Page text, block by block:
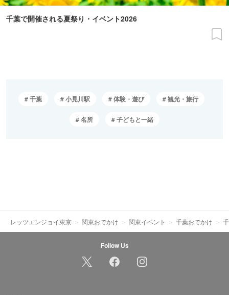
千葉で開催される夏祭り・イベント2026
千葉 小見川駅 体験・遊び 観光・旅行
名所 子どもと一緒
レッツエンジョイ東京 関東おでかけ 関東イベント 千葉おでかけ
Follow Us